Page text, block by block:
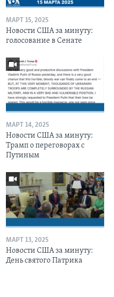
МАРТ 15, 2025
Новости США за минуту:
голосование в Сенате
МАРТ 14, 2025
Новости США за минуту:
Трамп о переговорах с
Путиным
МАРТ 13, 2025
Новости США за минуту:
День святого Патрика